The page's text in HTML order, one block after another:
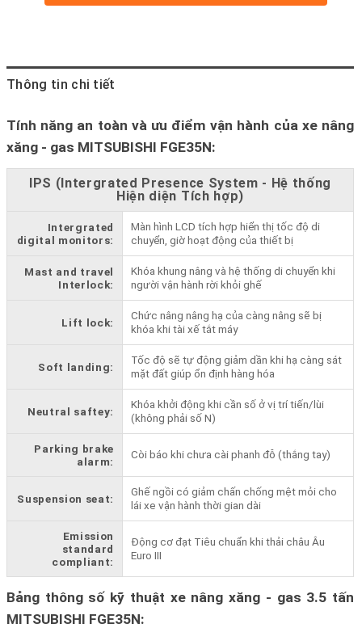
Thông tin chi tiết
Tính năng an toàn và ưu điểm vận hành của xe nâng
xăng - gas MITSUBISHI FGE35N:
IPS (Intergrated Presence System - Hệ thống
Hiện diện Tích hợp)
Intergrated
digital monitors:
Màn hình LCD tích hợp hiển thị tốc độ di
chuyển, giờ hoạt động của thiết bị
Mast and travel
Interlock:
Khóa khung nâng và hệ thống di chuyển khi
người vận hành rời khỏi ghế
Lift lock:
Chức nâng nâng hạ của càng nâng sẽ bị
khóa khi tài xế tắt máy
Soft landing:
Tốc độ sẽ tự động giảm dần khi hạ càng sát
mặt đất giúp ổn định hàng hóa
Neutral saftey:
Khóa khởi động khi cần số ở vị trí tiến/lùi
(không phải số N)
Parking brake
alarm:
Còi báo khi chưa cài phanh đỗ (thắng tay)
Suspension seat:
Ghế ngồi có giảm chấn chống mệt mỏi cho
lái xe vận hành thời gian dài
Emission
standard
compliant:
Động cơ đạt Tiêu chuẩn khi thải châu Âu
Euro III
Bảng thông số kỹ thuật xe nâng xăng - gas 3.5 tấn
MITSUBISHI FGE35N: